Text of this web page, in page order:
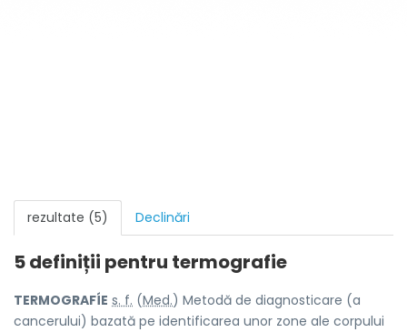
rezultate (5) Declinări
5 definiții pentru termografie
TERMOGRAFÍE s. f. (Med.) Metodă de diagnosticare (a
cancerului) bazată pe identificarea unor zone ale corpului